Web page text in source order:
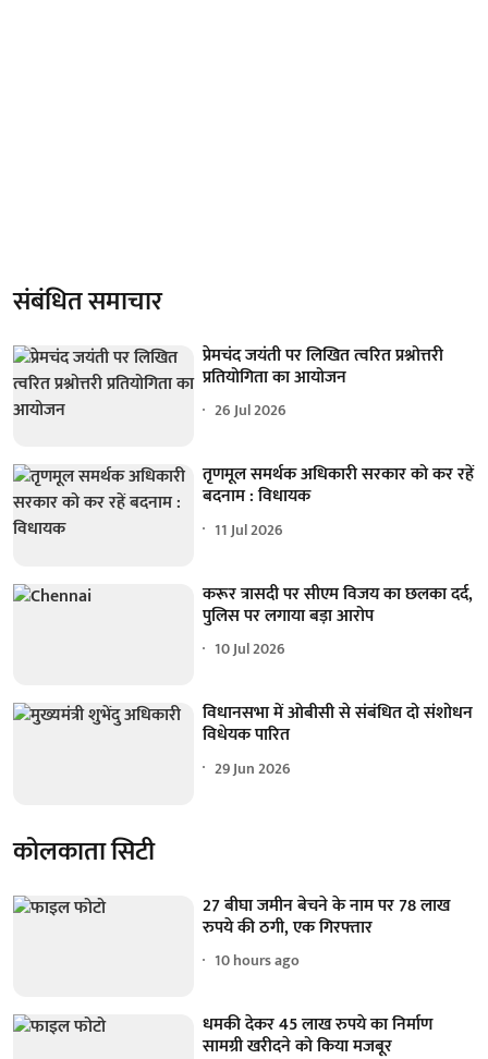
संबंधित समाचार
प्रेमचंद जयंती पर लिखित त्वरित प्रश्नोत्तरी
प्रतियोगिता का आयोजन
26 Jul 2026
तृणमूल समर्थक अधिकारी सरकार को कर रहें
बदनाम : विधायक
11 Jul 2026
करूर त्रासदी पर सीएम विजय का छलका दर्द,
पुलिस पर लगाया बड़ा आरोप
10 Jul 2026
विधानसभा में ओबीसी से संबंधित दो संशोधन
विधेयक पारित
29 Jun 2026
कोलकाता सिटी
27 बीघा जमीन बेचने के नाम पर 78 लाख
रुपये की ठगी, एक गिरफ्तार
10 hours ago
धमकी देकर 45 लाख रुपये का निर्माण
सामग्री खरीदने को किया मजबूर